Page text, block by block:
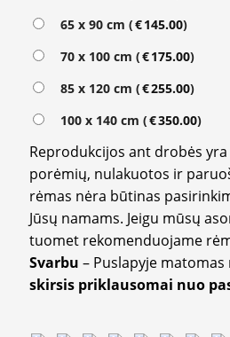
65 x 90 cm (€145.00)
70 x 100 cm (€175.00)
85 x 120 cm (€255.00)
100 x 140 cm (€350.00)
Reprodukcijos ant drobės
porėmių, nulakuotos ir
rėmas nėra būtinas
Jūsų namams. Jeigu mūsų
tuomet rekomenduojame
Svarbu – Puslapyje matomas
skirsis priklausomai nuo